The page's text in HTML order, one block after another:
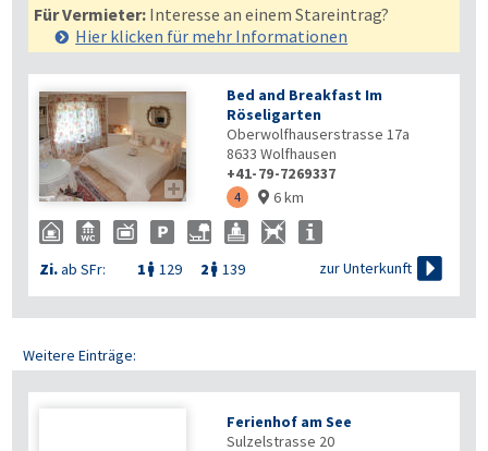
Für Vermieter: Interesse an einem Stareintrag?
Hier klicken für mehr Informationen

Bed and Breakfast Im
Röseligarten
Oberwolfhauserstrasse 17a
8633 Wolfhausen
+41-79-7269337
4  6 km
Zi.ab SFr: 1  129 2  139 zur Unterkunft 
Weitere Einträge:
Ferienhof am See
Sulzelstrasse 20